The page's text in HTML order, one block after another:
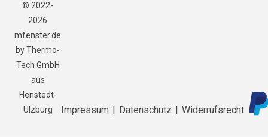
© 2022-
2026
mfenster.de
by Thermo-
Tech GmbH
aus
Henstedt-
Ulzburg
Impressum | Datenschutz | Widerrufsrecht